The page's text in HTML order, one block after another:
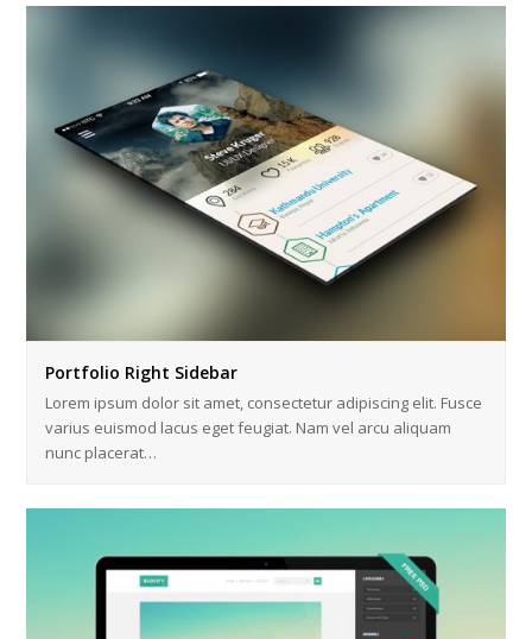
Portfolio Right Sidebar
Lorem ipsum dolor sit amet, consectetur adipiscing elit. Fusce
varius euismod lacus eget feugiat. Nam vel arcu aliquam
nunc placerat…